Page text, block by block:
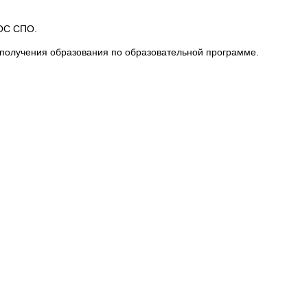
СПО.
образования по образовательной программе.